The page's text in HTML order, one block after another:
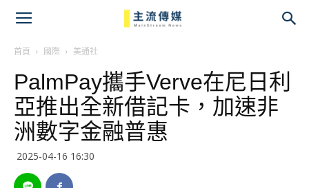
首頁 國際 美通社
PalmPay攜手Verve在尼日利
亞推出全新借記卡，加速非
洲數字金融普惠
2025-04-16 16:30